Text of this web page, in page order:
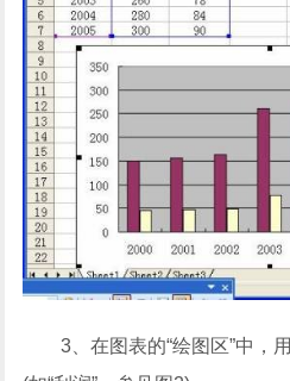
3、在图表的“绘图区”中，用